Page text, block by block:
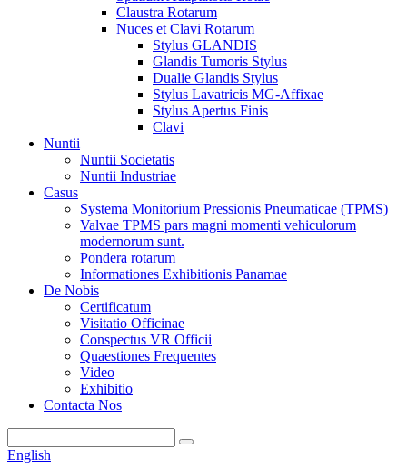
Claustra Rotarum
Nuces et Clavi Rotarum
Stylus GLANDIS
Glandis Tumoris Stylus
Dualie Glandis Stylus
Stylus Lavatricis MG-Affixae
Stylus Apertus Finis
Clavi
Nuntii
Nuntii Societatis
Nuntii Industriae
Casus
Systema Monitorium Pressionis Pneumaticae (TPMS)
Valvae TPMS pars magni momenti vehiculorum
modernorum sunt.
Pondera rotarum
Informationes Exhibitionis Panamae
De Nobis
Certificatum
Visitatio Officinae
Conspectus VR Officii
Quaestiones Frequentes
Video
Exhibitio
Contacta Nos
English